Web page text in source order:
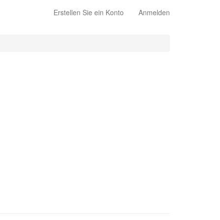
Erstellen Sie ein Konto Anmelden